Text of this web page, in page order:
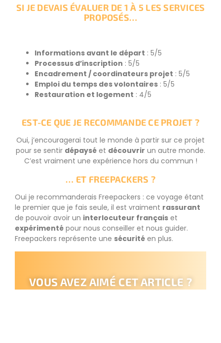
SI JE DEVAIS ÉVALUER DE 1 À 5 LES SERVICES
PROPOSÉS…
Informations avant le départ : 5/5
Processus d’inscription : 5/5
Encadrement / coordinateurs projet : 5/5
Emploi du temps des volontaires : 5/5
Restauration et logement : 4/5
EST-CE QUE JE RECOMMANDE CE PROJET ?
Oui, j’encouragerai tout le monde à partir sur ce projet
pour se sentir dépaysé et découvrir un autre monde.
C’est vraiment une expérience hors du commun !
… ET FREEPACKERS ?
Oui je recommanderais Freepackers : ce voyage étant
le premier que je fais seule, il est vraiment rassurant
de pouvoir avoir un interlocuteur français et
expérimenté pour nous conseiller et nous guider.
Freepackers représente une sécurité en plus.
VOUS AVEZ AIMÉ CET ARTICLE ?
Partagez-le sur les réseaux sociaux !